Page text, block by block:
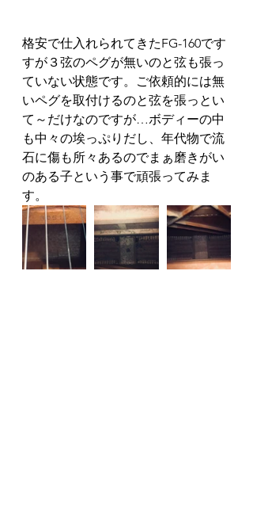
格安で仕入れられてきたFG-160です
すが３弦のペグが無いのと弦も張っ
ていない状態です。ご依頼的には無
いペグを取付けるのと弦を張っとい
て～だけなのですが…ボディーの中
も中々の埃っぷりだし、年代物で流
石に傷も所々あるのでまぁ磨きがい
のある子という事で頑張ってみま
す。